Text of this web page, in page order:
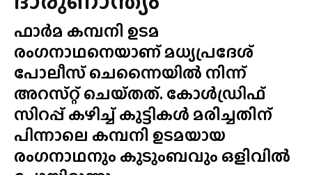
ഫാർമ കമ്പനി ഉടമ
രംഗനാഥനെയാണ് മധ്യപ്രദേശ്
പോലീസ് ചെന്നൈയിൽ നിന്ന്
അറസ്‌റ്റ് ചെയ്‌തത്‌. കോൾഡ്രിഫ്
സിറപ്പ് കഴിച്ച് കുട്ടികൾ മരിച്ചതിന്
പിന്നാലെ കമ്പനി ഉടമയായ
രംഗനാഥനും കുടുംബവും ഒളിവിൽ